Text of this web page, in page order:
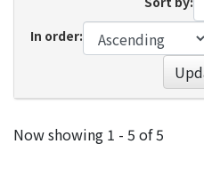
In order:
Recent Submissions
Now showing 1 - 5 of 5